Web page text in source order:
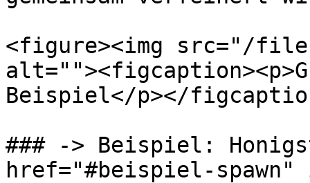
<figure><img src="/files/
Beispiel</p></
### -> Beispiel:
href="#beispiel-spawn"